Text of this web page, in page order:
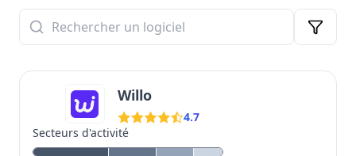
la richesse de ses fonctionnalités, ses capacités
d'intégration avec votre écosystème existant, la
qualité de son support client et son potentiel
disponibles et d'identifier les avantages
concurrentiels de chaque solution. Gagnez un temps
précieux dans votre processus de sélection et
bénéficiez gratuitement des conseils personnalisés de
Willo
4.7
Secteurs d'activité